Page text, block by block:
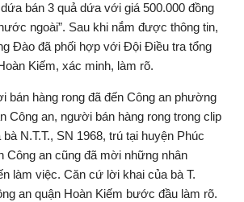
bán 3 quả dứa với giá 500.000 đồng
ngoài”. Sau khi nắm được thông tin,
Đào đã phối hợp với Đội Điều tra tổng
Kiếm, xác minh, làm rõ.
bán hàng rong đã đến Công an phường
Công an, người bán hàng rong trong clip
N.T.T., SN 1968, trú tại huyện Phúc
Công an cũng đã mời những nhân
làm việc. Căn cứ lời khai của bà T.
an quận Hoàn Kiếm bước đầu làm rõ.